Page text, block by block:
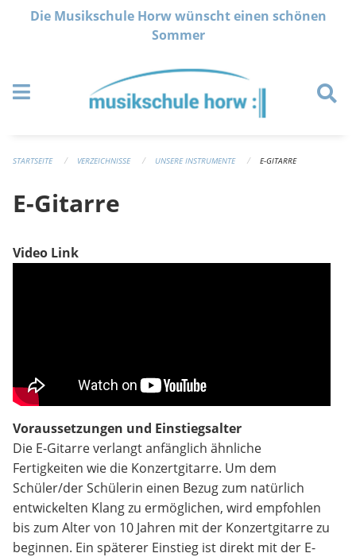
Navigation überspringen
Die Musikschule Horw wünscht einen schönen
Sommer
STARTSEITE VERZEICHNISSE UNSERE INSTRUMENTE E-GITARRE
E-Gitarre
Video Link
Voraussetzungen und Einstiegsalter
Die E-Gitarre verlangt anfänglich ähnliche
Fertigkeiten wie die Konzertgitarre. Um dem
Schüler/der Schülerin einen Bezug zum natürlich
entwickelten Klang zu ermöglichen, wird empfohlen
bis zum Alter von 10 Jahren mit der Konzertgitarre zu
beginnen. Ein späterer Einstieg ist direkt mit der E-